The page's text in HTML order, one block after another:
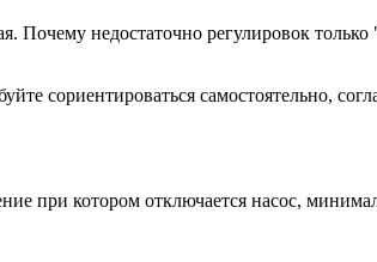
Почему недостаточно регулировок
сориентироваться самостоятельно,
при котором отключается насос,